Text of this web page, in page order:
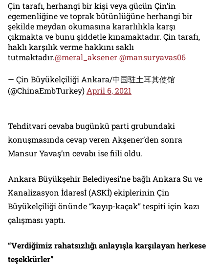
Çin tarafı, herhangi bir kişi veya gücün Çin’in
egemenliğine ve toprak bütünlüğüne herhangi bir
şekilde meydan okumasına kararlılıkla karşı
çıkmakta ve bunu şiddetle kınamaktadır. Çin tarafı,
haklı karşılık verme hakkını saklı
tutmaktadır.@meral_aksener@mansuryavas06
— Çin Büyükelçiliği Ankara/中国驻土耳其使馆
(@ChinaEmbTurkey)April 6, 2021
Tehditvari cevaba bugünkü parti grubundaki
konuşmasında cevap veren Akşener’den sonra
Mansur Yavaş’ın cevabı ise fiili oldu.
Ankara Büyükşehir Belediyesi’ne bağlı Ankara Su ve
Kanalizasyon İdaresİ (ASKİ) ekiplerinin Çin
Büyükelçiliği önünde “kayıp-kaçak” tespiti için kazı
çalışması yaptı.
“Verdiğimiz rahatsızlığı anlayışla karşılayan herkese
teşekkürler”